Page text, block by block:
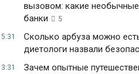
вызовом: какие
банки
5
Сколько арбуза можно
диетологи назвали
Зачем опытные